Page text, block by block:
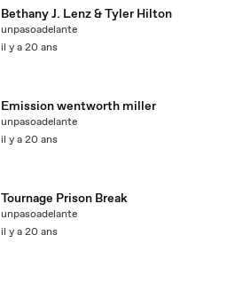
Bethany J. Lenz & Tyler Hilton
unpasoadelante
il y a 20 ans
Emission wentworth miller
unpasoadelante
il y a 20 ans
Tournage Prison Break
unpasoadelante
il y a 20 ans